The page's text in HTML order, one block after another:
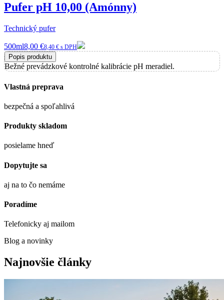
Pufer pH 10,00 (Amónny)
Technický pufer
500ml8,00 €8,40 € s DPH
Popis produktu
Bežné prevádzkové kontrolné kalibrácie pH meradiel.
Vlastná preprava
bezpečná a spoľahlivá
Produkty skladom
posielame hneď
Dopytujte sa
aj na to čo nemáme
Poradíme
Telefonicky aj mailom
Blog a novinky
Najnovšie články